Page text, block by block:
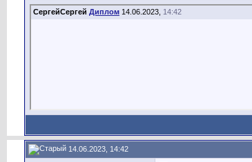
СергейСергей Диплом 14.06.2023, 14:42
14.06.2023, 14:42